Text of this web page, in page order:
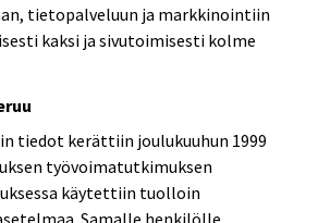
tietopalveluun ja markkinointiin
kaksi ja sivutoimisesti kolme
tiedot kerättiin joulukuuhun 1999
työvoimatutkimuksen
käytettiin tuolloin